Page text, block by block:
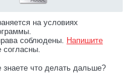
на условиях
соблюдены. Напишите
что делать дальше?